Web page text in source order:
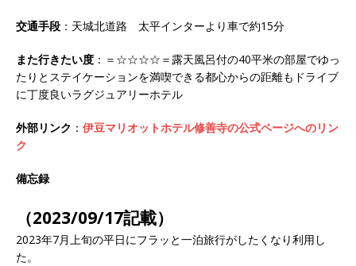
交通手段 ：天城北道路 太平インターより車で約15分
また行きたい度 ：＝☆☆☆☆＝露天風呂付の40平米の部屋でゆっ
たりとステイケーションを満喫できる都心からの距離もドライブ
に丁度良いラグジュアリーホテル
外部リンク ： 伊豆マリオットホテル修善寺の公式ページへのリン
ク
備忘録
（2023/09/17記載）
2023年7月上旬の平日にフラッと一泊旅行がしたくなり利用し
た。